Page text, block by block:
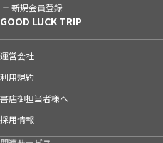
新規会員登録
GOOD LUCK TRIP
運営会社
利用規約
書店御担当者様へ
採用情報